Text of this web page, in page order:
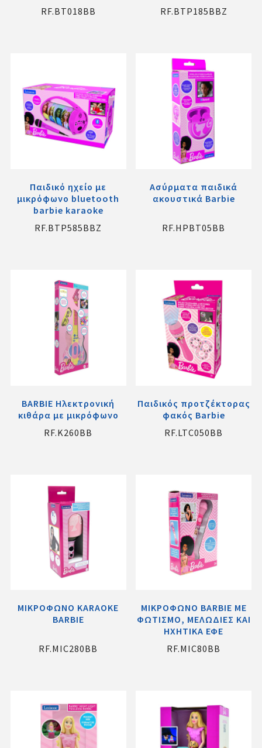
RF.BT018ΒΒ
RF.BTP185BBZ
Παιδικό ηχείο με
μικρόφωνο bluetooth
barbie karaoke
RF.BTP585BBZ
Ασύρματα παιδικά
ακουστικά Barbie
RF.HPBT05BB
BARBIE Ηλεκτρονική
κιθάρα με μικρόφωνο
RF.K260BB
Παιδικός προτζέκτορας
φακός Barbie
RF.LTC050BB
ΜΙΚΡΟΦΩΝΟ KARAOKE
BARBIE
RF.MIC280BB
ΜΙΚΡΟΦΩΝΟ BARBIE ME
ΦΩΤΙΣΜΟ, ΜΕΛΩΔΙΕΣ ΚΑΙ
ΗΧΗΤΙΚΑ ΕΦΕ
RF.MIC80BB